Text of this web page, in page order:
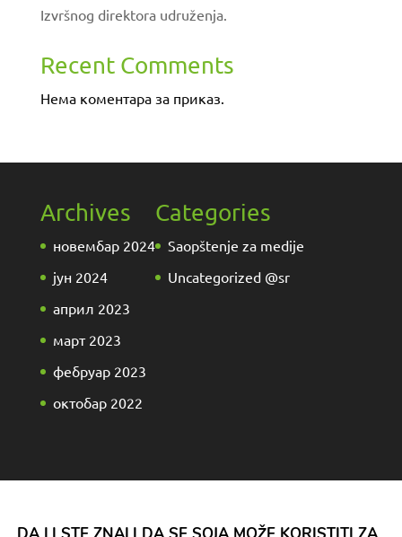
Izvršnog direktora udruženja.
Recent Comments
Нема коментара за приказ.
Archives
новембар 2024
јун 2024
април 2023
март 2023
фебруар 2023
октобар 2022
Categories
Saopštenje za medije
Uncategorized @sr